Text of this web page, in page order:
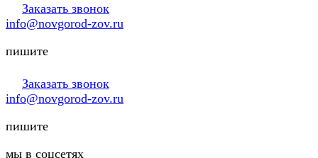
Заказать звонок
info@novgorod-zov.ru
пишите
Заказать звонок
info@novgorod-zov.ru
пишите
мы в соцсетях